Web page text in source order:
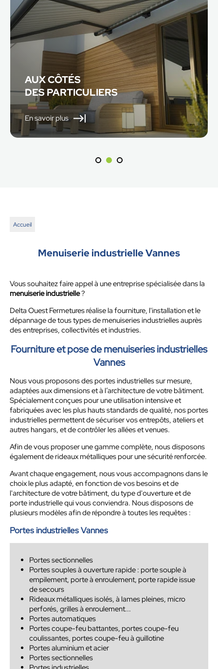
AUX CÔTÉS
DES PARTICULIERS
En savoir plus
Accueil
Menuiserie industrielle Vannes
Vous souhaitez faire appel à une entreprise spécialisée dans la
menuiserie industrielle?
Delta Ouest Fermetures réalise la fourniture, l'installation et le
dépannage de tous types de menuiseries industrielles auprès
des entreprises, collectivités et industries.
Fourniture et pose de menuiseries industrielles
Vannes
Nous vous proposons des portes industrielles sur mesure,
adaptées aux dimensions et à l’architecture de votre bâtiment.
Spécialement conçues pour une utilisation intensive et
fabriquées avec les plus hauts standards de qualité, nos portes
industrielles permettent de sécuriser vos entrepôts, ateliers et
autres hangars, et de contrôler les allées et venues.
Afin de vous proposer une gamme complète, nous disposons
également de rideaux métalliques pour une sécurité renforcée.
Avant chaque engagement, nous vous accompagnons dans le
choix le plus adapté, en fonction de vos besoins et de
l'architecture de votre bâtiment, du type d'ouverture et de
porte industrielle qui vous conviendra. Nous disposons de
plusieurs modèles afin de répondre à toutes les requêtes :
Portes industrielles Vannes
Portes sectionnelles
Portes souples à ouverture rapide : porte souple à
empilement, porte à enroulement, porte rapide issue
de secours
Rideaux métalliques isolés, à lames pleines, micro
perforés, grilles à enroulement...
Portes automatiques
Portes coupe-feu battantes, portes coupe-feu
coulissantes, portes coupe-feu à guillotine
Portes aluminium et acier
Portes sectionnelles